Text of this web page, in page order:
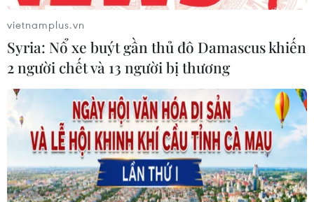
12/03/2024 14:46
Kỹ sư nông nghiệp Mariano Winograd cho biết Việt Nam là đối tác thương
mại lớn, đặc biệt trong lĩnh vực thực phẩm của Argentina, đồng thời nhận
định Việt Nam sẽ rất phát triển trong những năm tới.
Việt Nam và Argentina có tiềm năng phát triển
trong nhiều lĩnh vực
11/03/2024 07:07
Trong giai đoạn 2007-2022, trao đổi thương mại Việt Nam-Argentina tăng
gần 13 lần, từ 378 triệu USD lên 4,88 tỷ USD, đưa Argentina trở thành đối tác
thương mại lớn thứ 5 của Việt Nam tại châu Mỹ.
vietnamplus.vn
Syria: Nổ xe buýt gần thủ đô Damascus khiến
2 người chết và 13 người bị thương